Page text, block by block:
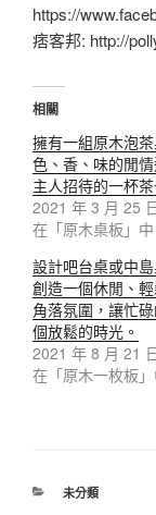
https://
痞客邦: http://
相關
擁有一組原木泡
色、香、味的閒
主人招待的一杯
2021 年 3 月 25
在「原木桌板」中
設計吧台桌或中
創造一個休閒、
角落氛圍，讓忙
個放鬆的時光。
2021 年 8 月 21
在「原木一枚板
未分類